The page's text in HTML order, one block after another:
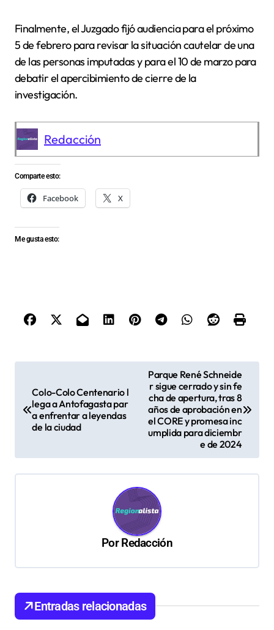
Finalmente, el Juzgado fijó audiencia para el próximo
5 de febrero para revisar la situación cautelar de una
de las personas imputadas y para el 10 de marzo para
debatir el apercibimiento de cierre de la
investigación.
Redacción
Comparte esto:
Facebook X
Me gusta esto:
a
d
e
e
Colo-Colo Centenario l
lega a Antofagasta par
a enfrentar a leyendas
de la ciudad
Parque René Schneide
r sigue cerrado y sin fe
cha de apertura, tras 8
años de aprobación en
el CORE y promesa inc
umplida para diciembr
e de 2024
PorRedacción
Entradas relacionadas